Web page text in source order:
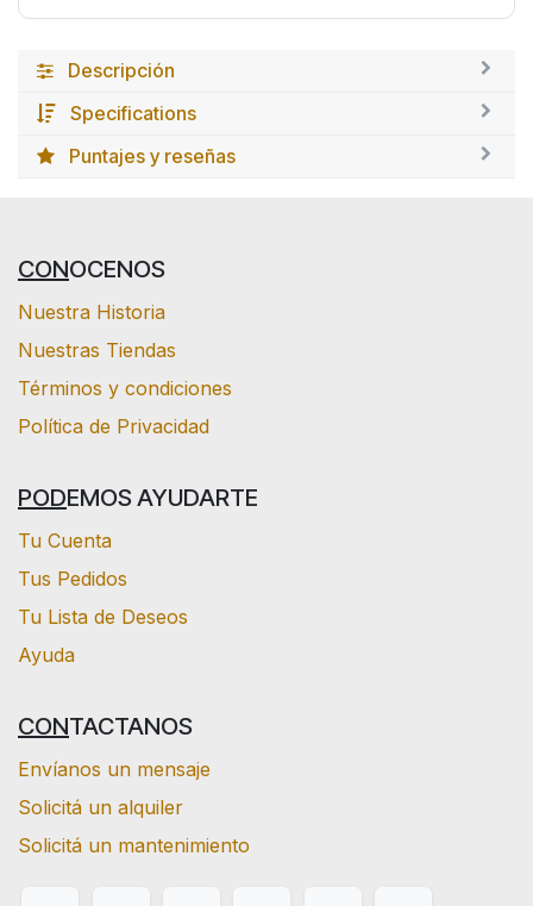
Descripción
Specifications
Puntajes y reseñas
CONOCENOS
Nuestra Historia
Nuestras Tiendas
Términos y condiciones
Política de Privacidad
PODEMOS AYUDARTE
Tu Cuenta
Tus Pedidos
Tu Lista de Deseos
Ayuda
CONTACTANOS
Envíanos un mensaje
Solicitá un alquiler
Solicitá un mantenimiento